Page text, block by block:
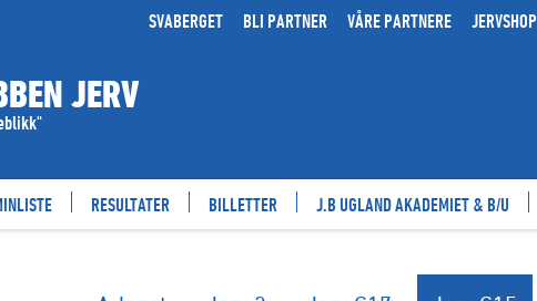
SVABERGET BLI PARTNER VÅRE PARTNERE JERVSHOP
JERV
RESULTATER BILLETTER J.B UGLAND AKADEMIET & B/U